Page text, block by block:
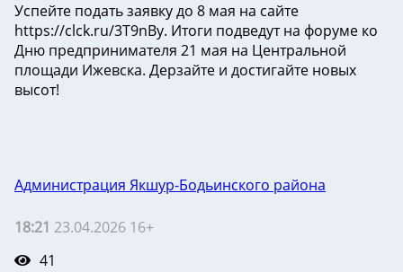
Успейте подать заявку до 8 мая на сайте
https://clck.ru/3T9nBy. Итоги подведут на форуме ко
Дню предпринимателя 21 мая на Центральной
площади Ижевска. Дерзайте и достигайте новых
высот!
Администрация Якшур-Бодьинского района
18:21 23.04.2026 16+
41